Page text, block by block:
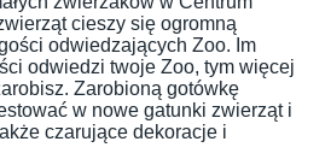
cieszy się ogromną
odwiedzających Zoo. Im
odwiedzi twoje Zoo, tym więcej
Zarobioną gotówkę
w nowe gatunki zwierząt i
czarujące dekoracje i